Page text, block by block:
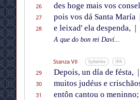
26
des hoge mais vos
27
pois vos dá Santa María
28
e leixad' ela despenda, |
A que do bon rei Daví...
Stanza VII Syllables IPA
29 Depois, un día de fésta, |
30
muitos judéus e
31
entôn cantou o meninno;